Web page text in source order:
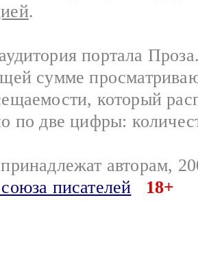
.
портала
сумме
который
по две цифры:
авторам,
писателей
18+